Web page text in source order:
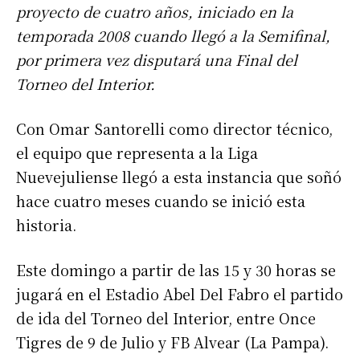
proyecto de cuatro años, iniciado en la
temporada 2008 cuando llegó a la Semifinal,
por primera vez disputará una Final del
Torneo del Interior.
Con Omar Santorelli como director técnico,
el equipo que representa a la Liga
Nuevejuliense llegó a esta instancia que soñó
hace cuatro meses cuando se inició esta
historia.
Este domingo a partir de las 15 y 30 horas se
jugará en el Estadio Abel Del Fabro el partido
de ida del Torneo del Interior, entre Once
Tigres de 9 de Julio y FB Alvear (La Pampa).